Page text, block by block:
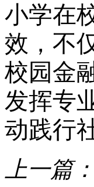
小学在
效，不
校园金
发挥专
动践行
上一篇：